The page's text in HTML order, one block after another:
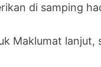
di samping
Maklumat lanjut,